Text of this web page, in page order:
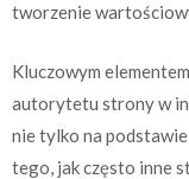
tworzenie
Kluczowym
autorytetu strony w
nie tylko na
tego, jak często inne